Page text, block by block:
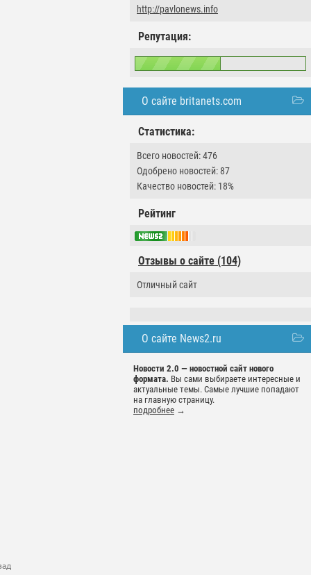
http://pavlonews.info
Репутация:
О сайте britanets.com
Статистика:
Всего новостей: 476
Одобрено новостей: 87
Качество новостей: 18%
Рейтинг
Отзывы о сайте (104)
Отличный сайт
О сайте News2.ru
Новости 2.0 — новостной сайт нового
формата. Вы сами выбираете интересные и
актуальные темы. Самые лучшие попадают
на главную страницу.
подробнее →